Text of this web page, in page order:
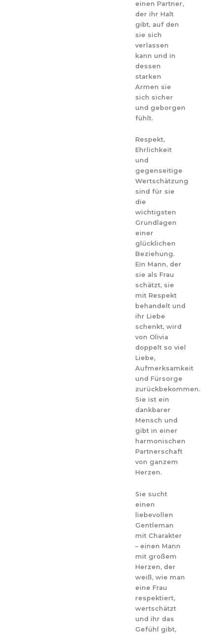
einen Partner,
der ihr Halt
gibt, auf den
sie sich
verlassen
kann und in
dessen
starken
Armen sie
sich sicher
und geborgen
fühlt.
Respekt,
Ehrlichkeit
und
gegenseitige
Wertschätzung
sind für sie
die
wichtigsten
Grundlagen
einer
glücklichen
Beziehung.
Ein Mann, der
sie als Frau
schätzt, sie
mit Respekt
behandelt und
ihr Liebe
schenkt, wird
von Olivia
doppelt so viel
Liebe,
Aufmerksamkeit
und Fürsorge
zurückbekommen.
Sie ist ein
dankbarer
Mensch und
gibt in einer
harmonischen
Partnerschaft
von ganzem
Herzen.
Sie sucht
einen
liebevollen
Gentleman
mit Charakter
– einen Mann
mit großem
Herzen, der
weiß, wie man
eine Frau
respektiert,
wertschätzt
und ihr das
Gefühl gibt,